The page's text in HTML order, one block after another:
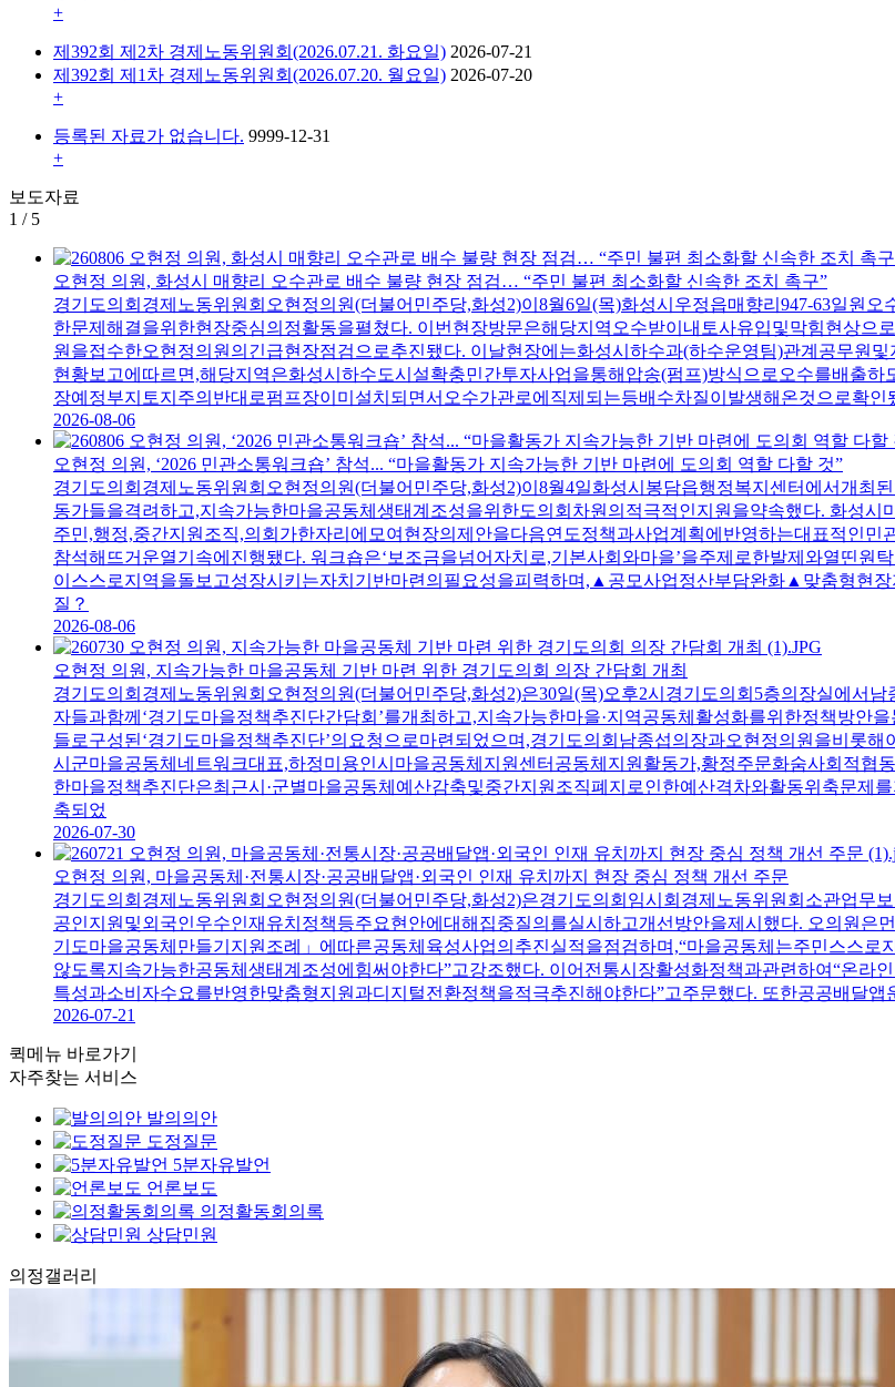
+
제392회 제2차 경제노동위원회(2026.07.21. 화요일) 2026-07-21
제392회 제1차 경제노동위원회(2026.07.20. 월요일) 2026-07-20
+
등록된 자료가 없습니다. 9999-12-31
+
보도자료
1 / 5
오현정 의원, 화성시 매향리 오수관로 배수 불량 현장 점검… “주민 불편 최소화할 신속한 조치 촉구”
경기도의회경제노동위원회오현정의원(더불어민주당,화성2)이8월6일(목)화성시우정읍매향리947-63일원
한문제해결을위한현장중심의정활동을펼쳤다. 이번현장방문은해당지역오수받이내토사유입및막힘현상
원을접수한오현정의원의긴급현장점검으로추진됐다. 이날현장에는화성시하수과(하수운영팀)관계공무원
현황보고에따르면,해당지역은화성시하수도시설확충민간투자사업을통해압송(펌프)방식으로오수를배출
장예정부지토지주의반대로펌프장이미설치되면서오수가관로에직제되는등배수차질이발생해온것으로확
2026-08-06
오현정 의원, ‘2026 민관소통워크숍’ 참석... “마을활동가 지속가능한 기반 마련에 도의회 역할 다할 것”
경기도의회경제노동위원회오현정의원(더불어민주당,화성2)이8월4일화성시봉담읍행정복지센터에서개최
동가들을격려하고,지속가능한마을공동체생태계조성을위한도의회차원의적극적인지원을약속했다. 화성
주민,행정,중간지원조직,의회가한자리에모여현장의제안을다음연도정책과사업계획에반영하는대표적인민
참석해뜨거운열기속에진행됐다. 워크숍은‘보조금을넘어자치로,기본사회와마을’을주제로한발제와열띤
이스스로지역을돌보고성장시키는자치기반마련의필요성을피력하며,▲공모사업정산부담완화▲맞춤형현
질？
2026-08-06
오현정 의원, 지속가능한 마을공동체 기반 마련 위한 경기도의회 의장 간담회 개최
경기도의회경제노동위원회오현정의원(더불어민주당,화성2)은30일(목)오후2시경기도의회5층의장실에서
자들과함께‘경기도마을정책추진단간담회’를개최하고,지속가능한마을·지역공동체활성화를위한정책방안
들로구성된‘경기도마을정책추진단’의요청으로마련되었으며,경기도의회남종섭의장과오현정의원을비롯
시군마을공동체네트워크대표,하정미용인시마을공동체지원센터공동체지원활동가,황정주문화숨사회적협
한마을정책추진단은최근시·군별마을공동체예산감축및중간지원조직폐지로인한예산격차와활동위축문제
축되었
2026-07-30
오현정 의원, 마을공동체·전통시장·공공배달앱·외국인 인재 유치까지 현장 중심 정책 개선 주문
경기도의회경제노동위원회오현정의원(더불어민주당,화성2)은경기도의회임시회경제노동위원회소관업무
공인지원및외국인우수인재유치정책등주요현안에대해집중질의를실시하고개선방안을제시했다. 오의원
기도마을공동체만들기지원조례」에따른공동체육성사업의추진실적을점검하며,“마을공동체는주민스스로
않도록지속가능한공동체생태계조성에힘써야한다”고강조했다. 이어전통시장활성화정책과관련하여“온라
특성과소비자수요를반영한맞춤형지원과디지털전환정책을적극추진해야한다”고주문했다. 또한공공배달
2026-07-21
퀵메뉴 바로가기
자주찾는 서비스
발의의안
도정질문
5분자유발언
언론보도
의정활동회의록
상담민원
의정갤러리